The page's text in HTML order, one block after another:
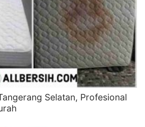
Selatan, Profesional